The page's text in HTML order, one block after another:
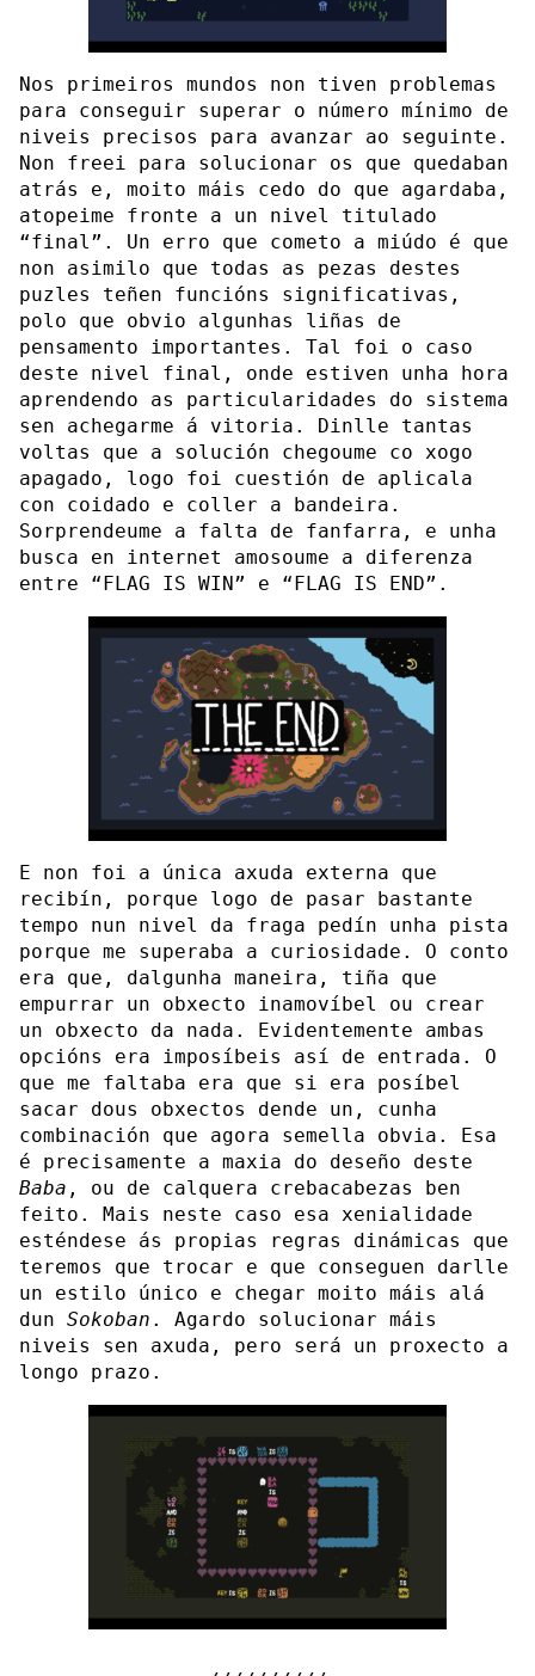
Nos primeiros mundos non tiven problemas
para conseguir superar o número mínimo de
niveis precisos para avanzar ao seguinte.
Non freei para solucionar os que quedaban
atrás e, moito máis cedo do que agardaba,
atopeime fronte a un nivel titulado
“final”. Un erro que cometo a miúdo é que
non asimilo que todas as pezas destes
puzles teñen funcións significativas,
polo que obvio algunhas liñas de
pensamento importantes. Tal foi o caso
deste nivel final, onde estiven unha hora
aprendendo as particularidades do sistema
sen achegarme á vitoria. Dinlle tantas
voltas que a solución chegoume co xogo
apagado, logo foi cuestión de aplicala
con coidado e coller a bandeira.
Sorprendeume a falta de fanfarra, e unha
busca en internet amosoume a diferenza
entre “FLAG IS WIN” e “FLAG IS END”.
E non foi a única axuda externa que
recibín, porque logo de pasar bastante
tempo nun nivel da fraga pedín unha pista
porque me superaba a curiosidade. O conto
era que, dalgunha maneira, tiña que
empurrar un obxecto inamovíbel ou crear
un obxecto da nada. Evidentemente ambas
opcións era imposíbeis así de entrada. O
que me faltaba era que si era posíbel
sacar dous obxectos dende un, cunha
combinación que agora semella obvia. Esa
é precisamente a maxia do deseño deste
Baba , ou de calquera crebacabezas ben
feito. Mais neste caso esa xenialidade
esténdese ás propias regras dinámicas que
teremos que trocar e que conseguen darlle
un estilo único e chegar moito máis alá
dun Sokoban . Agardo solucionar máis
niveis sen axuda, pero será un proxecto a
longo prazo.